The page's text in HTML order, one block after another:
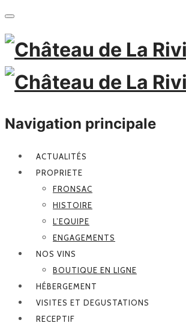
Navigation principale
ACTUALITÉS
PROPRIETE
FRONSAC
HISTOIRE
L’EQUIPE
ENGAGEMENTS
NOS VINS
BOUTIQUE EN LIGNE
HÉBERGEMENT
VISITES ET DEGUSTATIONS
RECEPTIF